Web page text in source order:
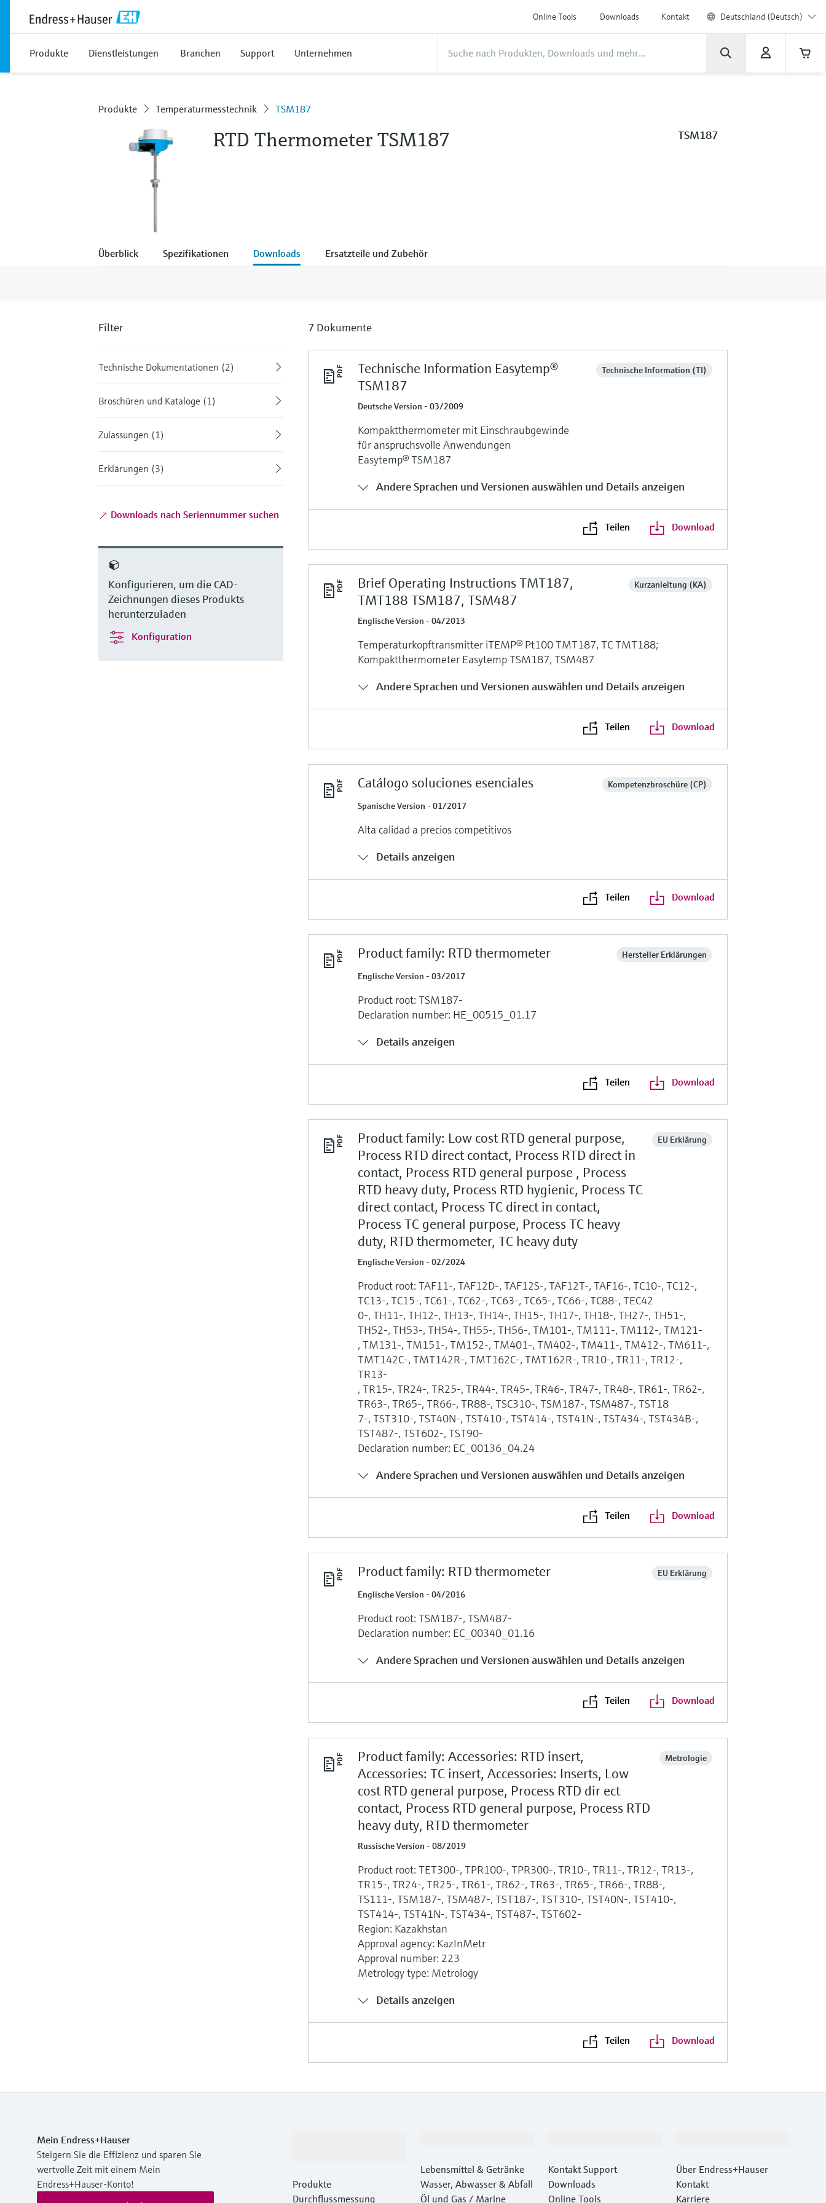
Online Tools Downloads Kontakt Deutschland (Deutsch)
Produkte Dienstleistungen Branchen Support Unternehmen
Produkte Temperaturmesstechnik TSM187
RTD Thermometer TSM187 TSM187
Überblick Spezifikationen Downloads Ersatzteile und Zubehör
Filter
Technische Dokumentationen (2)
Broschüren und Kataloge (1)
Zulassungen (1)
Erklärungen (3)
Downloads nach Seriennummer suchen
Konfigurieren, um die CAD-
Zeichnungen dieses Produkts
herunterzuladen
Konfiguration
7 Dokumente
Technische Information Easytemp®
TSM187
Technische Information (TI)
Deutsche Version - 03/2009
Kompaktthermometer mit Einschraubgewinde
für anspruchsvolle Anwendungen
Easytemp® TSM187
Andere Sprachen und Versionen auswählen und Details anzeigen
Teilen Download
Brief Operating Instructions TMT187,
TMT188 TSM187, TSM487
Kurzanleitung (KA)
Englische Version - 04/2013
Temperaturkopftransmitter iTEMP® Pt100 TMT187, TC TMT188;
Kompaktthermometer Easytemp TSM187, TSM487
Andere Sprachen und Versionen auswählen und Details anzeigen
Teilen Download
Catálogo soluciones esenciales
Kompetenzbroschüre (CP)
Spanische Version - 01/2017
Alta calidad a precios competitivos
Details anzeigen
Teilen Download
Product family: RTD thermometer
Hersteller Erklärungen
Englische Version - 03/2017
Product root: TSM187-
Declaration number: HE_00515_01.17
Details anzeigen
Teilen Download
Product family: Low cost RTD general purpose,
Process RTD direct contact, Process RTD direct in
contact, Process RTD general purpose , Process
RTD heavy duty, Process RTD hygienic, Process TC
direct contact, Process TC direct in contact,
Process TC general purpose, Process TC heavy
duty, RTD thermometer, TC heavy duty
EU Erklärung
Englische Version - 02/2024
Product root: TAF11-, TAF12D-, TAF12S-, TAF12T-, TAF16-, TC10-, TC12-,
TC13-, TC15-, TC61-, TC62-, TC63-, TC65-, TC66-, TC88-, TEC42
0-, TH11-, TH12-, TH13-, TH14-, TH15-, TH17-, TH18-, TH27-, TH51-,
TH52-, TH53-, TH54-, TH55-, TH56-, TM101-, TM111-, TM112-, TM121-
, TM131-, TM151-, TM152-, TM401-, TM402-, TM411-, TM412-, TM611-,
TMT142C-, TMT142R-, TMT162C-, TMT162R-, TR10-, TR11-, TR12-,
TR13-
, TR15-, TR24-, TR25-, TR44-, TR45-, TR46-, TR47-, TR48-, TR61-, TR62-,
TR63-, TR65-, TR66-, TR88-, TSC310-, TSM187-, TSM487-, TST18
7-, TST310-, TST40N-, TST410-, TST414-, TST41N-, TST434-, TST434B-,
TST487-, TST602-, TST90-
Declaration number: EC_00136_04.24
Andere Sprachen und Versionen auswählen und Details anzeigen
Teilen Download
Product family: RTD thermometer
EU Erklärung
Englische Version - 04/2016
Product root: TSM187-, TSM487-
Declaration number: EC_00340_01.16
Andere Sprachen und Versionen auswählen und Details anzeigen
Teilen Download
Product family: Accessories: RTD insert,
Accessories: TC insert, Accessories: Inserts, Low
cost RTD general purpose, Process RTD dir ect
contact, Process RTD general purpose, Process RTD
heavy duty, RTD thermometer
Metrologie
Russische Version - 08/2019
Product root: TET300-, TPR100-, TPR300-, TR10-, TR11-, TR12-, TR13-,
TR15-, TR24-, TR25-, TR61-, TR62-, TR63-, TR65-, TR66-, TR88-,
TS111-, TSM187-, TSM487-, TST187-, TST310-, TST40N-, TST410-,
TST414-, TST41N-, TST434-, TST487-, TST602-
Region: Kazakhstan
Approval agency: KazInMetr
Approval number: 223
Metrology type: Metrology
Details anzeigen
Teilen Download
Mein Endress+Hauser
Steigern Sie die Effizienz und sparen Sie
wertvolle Zeit mit einem Mein
Endress+Hauser-Konto!
Produkte
Durchflussmessung
Lebensmittel & Getränke
Wasser, Abwasser & Abfall
Öl und Gas / Marine
Kontakt Support
Downloads
Online Tools
Über Endress+Hauser
Kontakt
Karriere